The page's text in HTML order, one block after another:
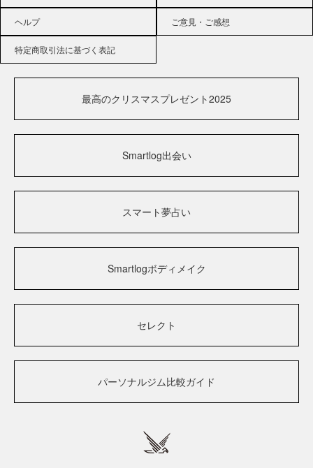
ヘルプ ご意見・ご感想
特定商取引法に基づく表記
最高のクリスマスプレゼント2025
Smartlog出会い
スマート夢占い
Smartlogボディメイク
セレクト
パーソナルジム比較ガイド